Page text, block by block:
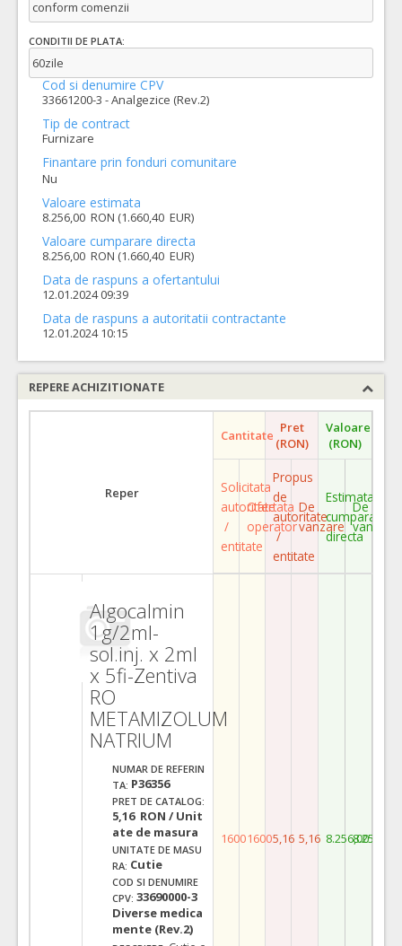
conform comenzii
CONDITII DE PLATA:
60zile
Cod si denumire CPV
33661200-3 - Analgezice (Rev.2)
Tip de contract
Furnizare
Finantare prin fonduri comunitare
Nu
Valoare estimata
8.256,00 RON (1.660,40 EUR)
Valoare cumparare directa
8.256,00 RON (1.660,40 EUR)
Data de raspuns a ofertantului
12.01.2024 09:39
Data de raspuns a autoritatii contractante
12.01.2024 10:15
REPERE ACHIZITIONATE
Reper
Cantitate Pret
(RON)
Valoare
(RON)
Solicitata
autoritate
/
entitate
Ofertata
operator
Propus
de
autoritate
/
entitate
De
vanzare
Estimata
cumparare
directa
De
vanzare
Algocalmin
1g/2ml-
sol.inj. x 2ml
x 5fi-Zentiva
RO
METAMIZOLUM
NATRIUM
NUMAR DE REFERIN
TA: P36356
PRET DE CATALOG:
5,16 RON / Unit
ate de masura
UNITATE DE MASU
RA: Cutie
COD SI DENUMIRE
CPV: 33690000-3
Diverse medica
mente (Rev.2)
160016005,16 5,16 8.256,008.256,00